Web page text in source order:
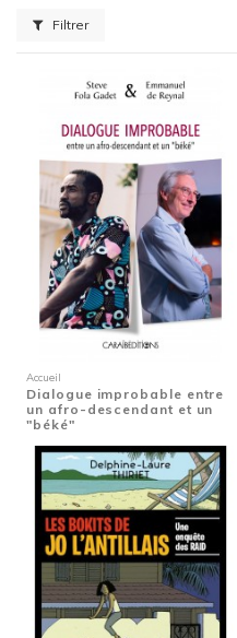
Filtrer
Accueil
Dialogue improbable entre
un afro-descendant et un
"béké"